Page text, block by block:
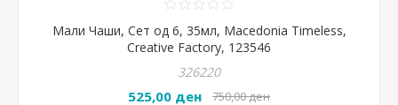
Мали Чаши, Сет од 6, 35мл, Macedonia Timeless,
Creative Factory, 123546
326220
525,00 ден 750,00 ден